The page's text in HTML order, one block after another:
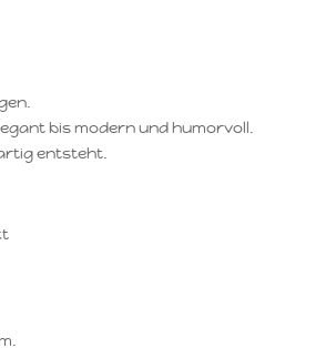
bis modern und humorvoll.
entsteht.